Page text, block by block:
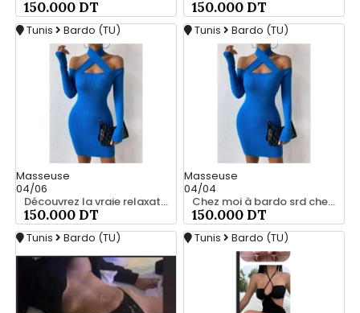
150.000 DT 150.000 DT
Tunis Bardo (TU)
Masseuse
04/06
Découvrez la vraie relaxation pour les hommes srd 20466285
150.000 DT
Tunis Bardo (TU)
Masseuse
04/04
Chez moi à bardo srd chez moi 55066248
150.000 DT
Tunis Bardo (TU) Tunis Bardo (TU)